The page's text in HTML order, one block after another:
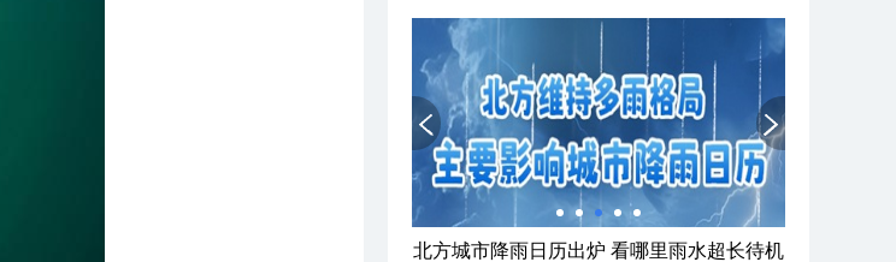
北方城市降雨日历出炉 看哪里雨水超长待机